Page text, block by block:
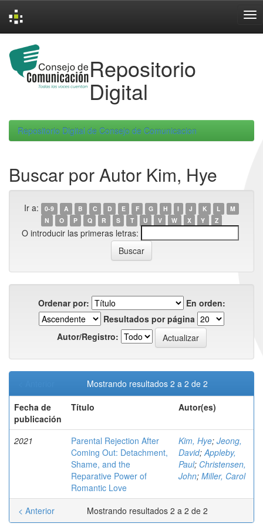
navigation
Repositorio
Digital
Repositorio Digital de Consejo de Comunicacion
Buscar por Autor Kim, Hye
Ir a: 0-9 A B C D E F G H I J K L
M
N
O P Q R S T U V W X Y Z
O introducir las primeras letras:
Ordenar por:
En orden:
Resultados por página
Autor/Registro:
Mostrando resultados 2 a 2 de 2
Fecha de
publicación
Título Autor(es)
2021
Parental Rejection After
Coming Out: Detachment,
Shame, and the
Reparative Power of
Romantic Love
Kim, Hye; Jeong,
David;Appleby,
Paul; Christensen,
John; Miller, Carol
Mostrando resultados 2 a 2 de 2
< Anterior